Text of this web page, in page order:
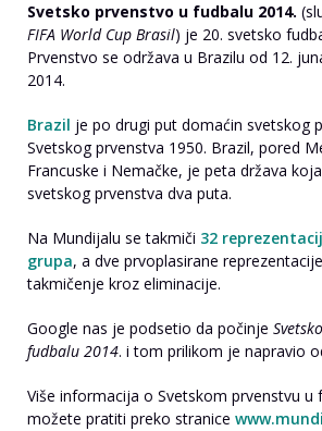
Svetsko prvenstvo u fudbalu 2014.
FIFA World Cup Brasil) je 20. svetsko
Prvenstvo se održava u Brazilu od 12.
2014.
Brazil je po drugi put domaćin svetskog
Svetskog prvenstva 1950. Brazil, pored
Francuske i Nemačke, je peta država
svetskog prvenstva dva puta.
Na Mundijalu se takmiči 32
grupa, a dve prvoplasirane
takmičenje kroz eliminacije.
Google nas je podsetio da počinje
fudbalu 2014. i tom prilikom je napravio
Više informacija o Svetskom prvenstvu u
možete pratiti preko stranice